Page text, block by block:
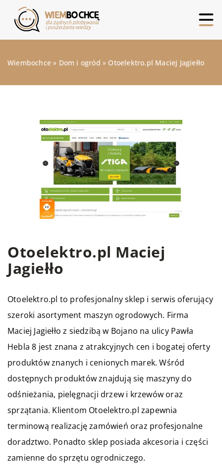
Wiembochce » Dom i ogród » Otoelektro.pl Maciej Jagiełło
Otoelektro.pl Maciej
Jagiełło
Otoelektro.pl to profesjonalny sklep i serwis oferujący
szeroki asortyment maszyn ogrodowych. Firma
Maciej Jagiełło z siedzibą w Bojano na ulicy Pawła
Hebla 8 jest znana z atrakcyjnych cen i bogatej oferty
produktów znanych i cenionych marek. Wśród
dostępnych produktów znajdują się maszyny do
odśnieżania, pielęgnacji drzew i krzewów oraz
sprzątania. Klientom Otoelektro.pl zapewnia
terminową realizację zamówień oraz profesjonalne
doradztwo. Ponadto sklep posiada akcesoria i części
zamienne do sprzętu ogrodniczego.